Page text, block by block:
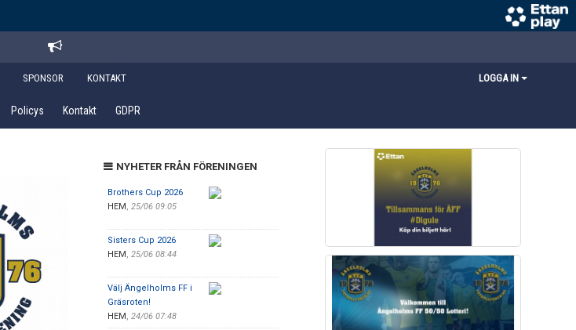
SPONSOR KONTAKT LOGGA IN
Policys Kontakt GDPR
NYHETER FRÅN FÖRENINGEN
Brothers Cup 2026
HEM, 25/06 09:05
Sisters Cup 2026
HEM, 25/06 08:44
Välj Ängelholms FF i
Gräsroten!
HEM, 24/06 07:48